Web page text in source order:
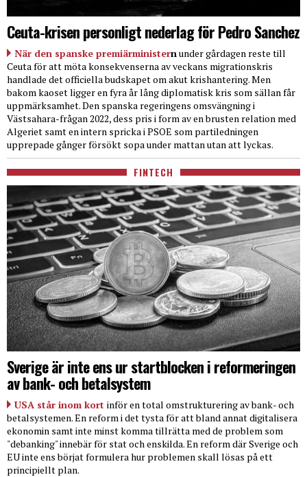
Ceuta-krisen personligt nederlag för Pedro Sanchez
När den spanske premiärministernunder gårdagen reste till
Ceuta för att möta konsekvenserna av veckans migrationskris
handlade det officiella budskapet om akut krishantering. Men
bakom kaoset ligger en fyra år lång diplomatisk kris som sällan får
uppmärksamhet. Den spanska regeringens omsvängning i
Västsahara-frågan 2022, dess pris i form av en brusten relation med
Algeriet samt en intern spricka i PSOE som partiledningen
upprepade gånger försökt sopa under mattan utan att lyckas.
FINTECH
Sverige är inte ens ur startblocken i reformeringen
av bank- och betalsystem
USA står inom kort inför en total omstrukturering av bank- och
betalsystemen. En reform i det tysta för att bland annat digitalisera
ekonomin samt inte minst komma tillrätta med de problem som
"debanking" innebär för stat och enskilda. En reform där Sverige och
EU inte ens börjat formulera hur problemen skall lösas på ett
principiellt plan.